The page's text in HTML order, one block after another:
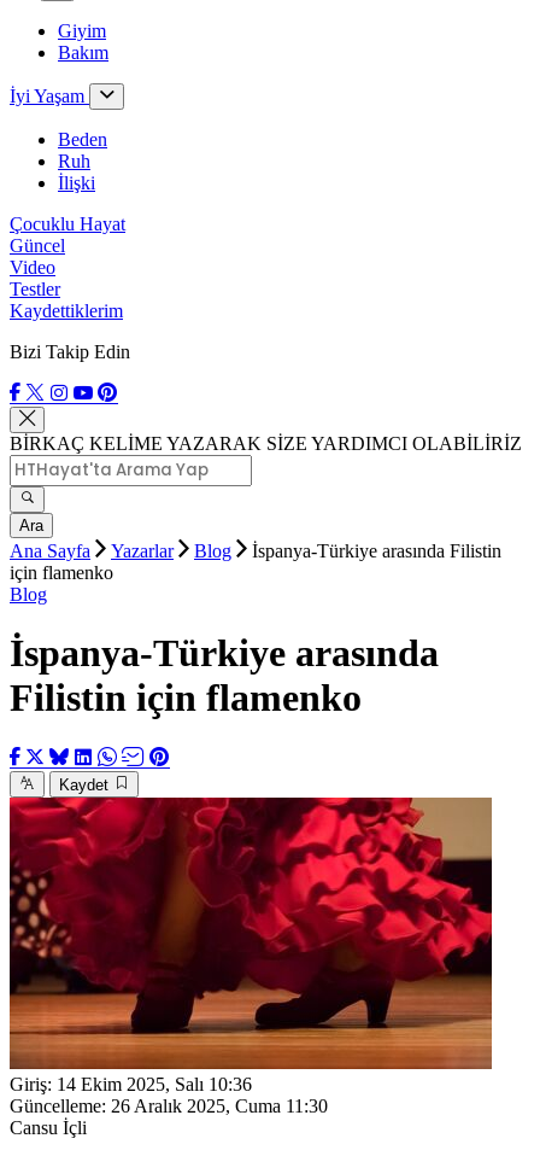
Giyim
Bakım
İyi Yaşam
Beden
Ruh
İlişki
Çocuklu Hayat
Güncel
Video
Testler
Kaydettiklerim
Bizi Takip Edin
BİRKAÇ KELİME YAZARAK SİZE YARDIMCI OLABİLİRİZ
Ara
Ana Sayfa Yazarlar Blog
İspanya-Türkiye arasında Filistin
için flamenko
Blog
İspanya-Türkiye arasında
Filistin için flamenko
Kaydet
Giriş: 14 Ekim 2025, Salı 10:36
Güncelleme: 26 Aralık 2025, Cuma 11:30
Cansu İçli